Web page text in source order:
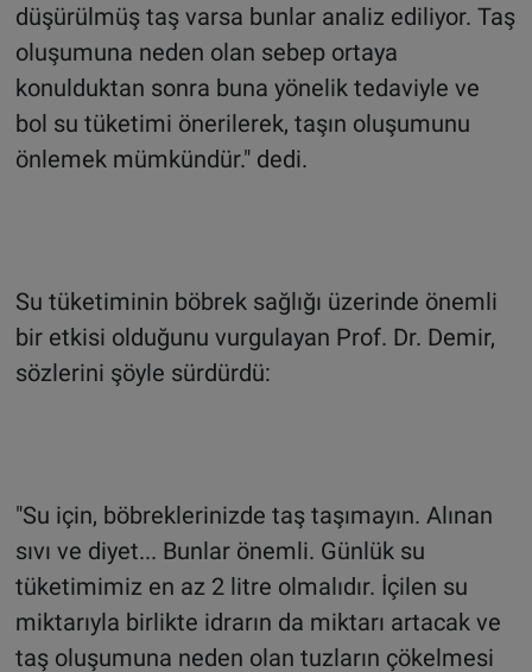
düşürülmüş taş varsa bunlar analiz ediliyor. Taş
oluşumuna neden olan sebep ortaya
konulduktan sonra buna yönelik tedaviyle ve
bol su tüketimi önerilerek, taşın oluşumunu
önlemek mümkündür." dedi.
Su tüketiminin böbrek sağlığı üzerinde önemli
bir etkisi olduğunu vurgulayan Prof. Dr. Demir,
sözlerini şöyle sürdürdü:
"Su için, böbreklerinizde taş taşımayın. Alınan
sıvı ve diyet... Bunlar önemli. Günlük su
tüketimimiz en az 2 litre olmalıdır. İçilen su
miktarıyla birlikte idrarın da miktarı artacak ve
taş oluşumuna neden olan tuzların çökelmesi